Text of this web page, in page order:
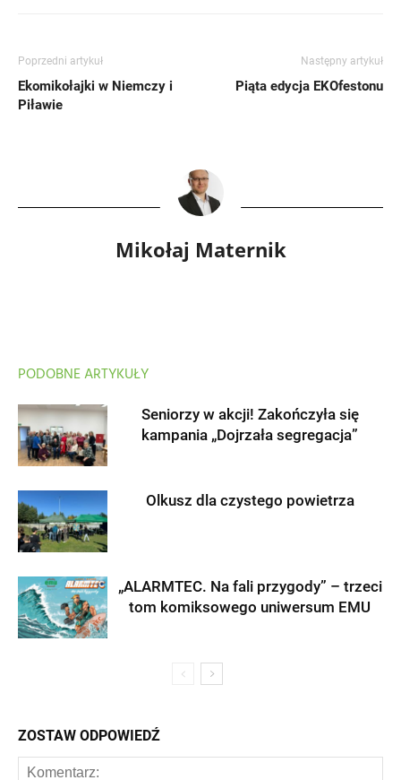
Poprzedni artykuł
Ekomikołajki w Niemczy i
Piławie
Następny artykuł
Piąta edycja EKOfestonu
Mikołaj Maternik
PODOBNE ARTYKUŁY
Seniorzy w akcji! Zakończyła się
kampania „Dojrzała segregacja”
Olkusz dla czystego powietrza
„ALARMTEC. Na fali przygody” – trzeci
tom komiksowego uniwersum EMU
ZOSTAW ODPOWIEDŹ